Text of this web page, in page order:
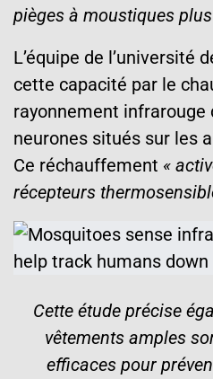
pièges à moustiques
L’équipe de l’université
cette capacité par le
rayonnement infrarouge
neurones situés sur les
Ce réchauffement «
récepteurs
Cette étude précise
vêtements amples
efficaces pour